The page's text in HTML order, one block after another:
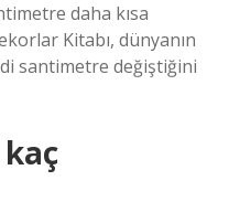
daha kısa
Kitabı, dünyanın
santimetre değiştiğini